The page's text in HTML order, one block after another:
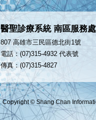
醫聖診療系統 南區服務處
807 高雄市三民區德北街1號
電話：(07)315-4932 代表號
傳真：(07)315-4827
Copyright © Shang Chan